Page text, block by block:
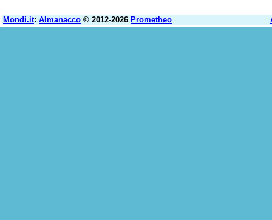
Mondi.it: Almanacco © 2012-2026 Prometheo